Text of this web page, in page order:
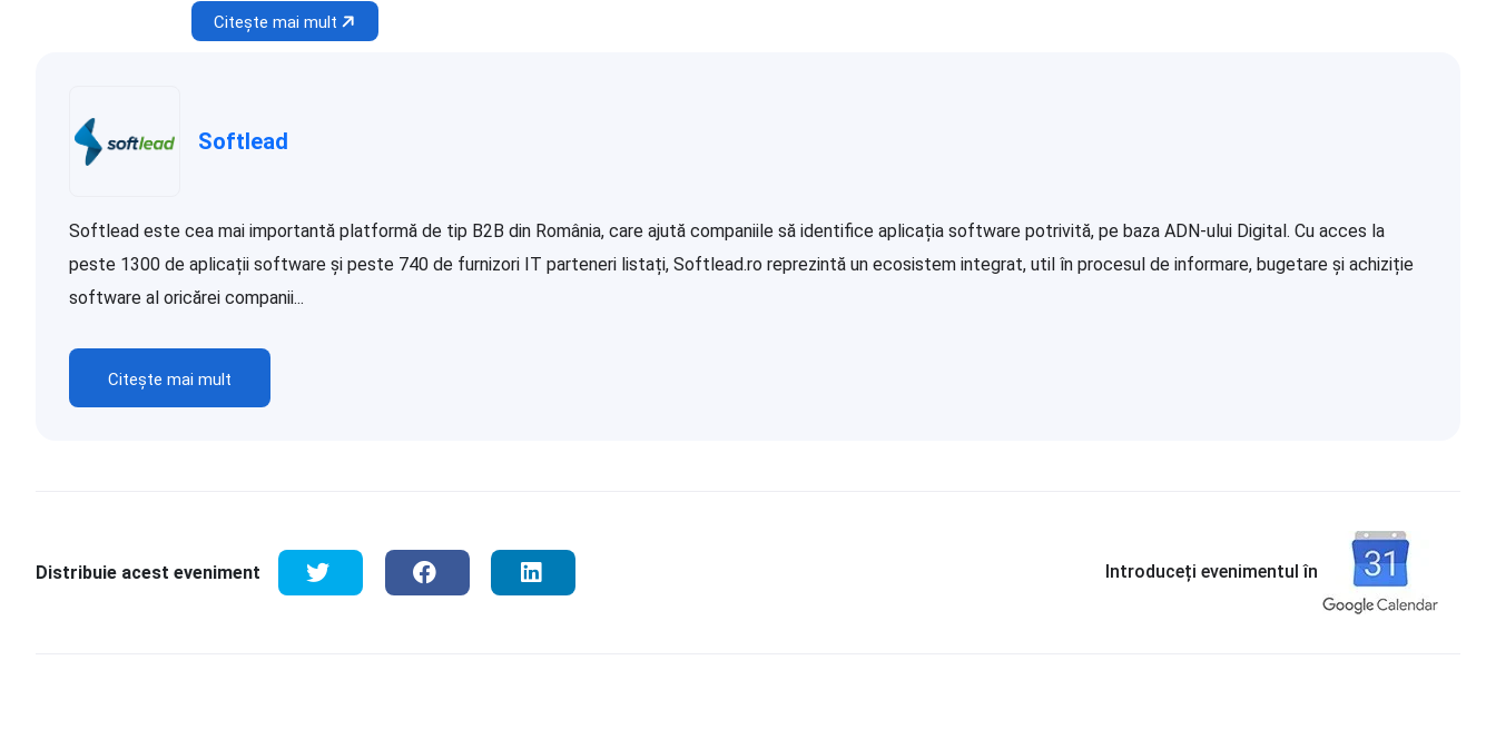
Citește mai mult
Softlead
Softlead este cea mai importantă platformă de tip B2B din România, care ajută companiile să identifice aplicația software potrivită, pe baza ADN-ului Digital. Cu acces la
peste 1300 de aplicații software și peste 740 de furnizori IT parteneri listați, Softlead.ro reprezintă un ecosistem integrat, util în procesul de informare, bugetare și achiziție
software al oricărei companii...
Citește mai mult
Distribuie acest eveniment Introduceți evenimentul în